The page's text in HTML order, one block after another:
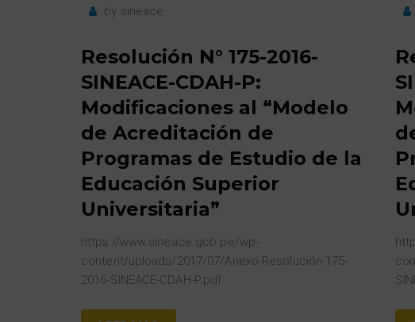
by sineace
Resolución N° 175-2016-
SINEACE-CDAH-P:
Modificaciones al “Modelo
de Acreditación de
Programas de Estudio de la
Educación Superior
Universitaria”
https://www.sineace.gob.pe/wp-
content/uploads/2017/07/Anexo-Resolución-175-
2016-SINEACE-CDAH-P.pdf